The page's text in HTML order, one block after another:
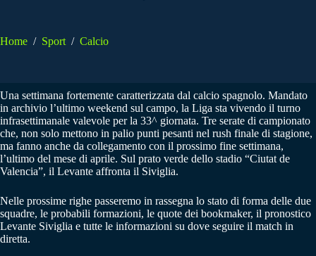
Home / Sport / Calcio
Una settimana fortemente caratterizzata dal calcio spagnolo. Mandato
in archivio l’ultimo weekend sul campo, la Liga sta vivendo il turno
infrasettimanale valevole per la 33^ giornata. Tre serate di campionato
che, non solo mettono in palio punti pesanti nel rush finale di stagione,
ma fanno anche da collegamento con il prossimo fine settimana,
l’ultimo del mese di aprile. Sul prato verde dello stadio “Ciutat de
Valencia”, il Levante affronta il Siviglia.
Nelle prossime righe passeremo in rassegna lo stato di forma delle due
squadre, le probabili formazioni, le quote dei bookmaker, il pronostico
Levante Siviglia e tutte le informazioni su dove seguire il match in
diretta.